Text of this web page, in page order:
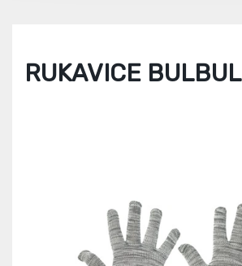
RUKAVICE BULBUL